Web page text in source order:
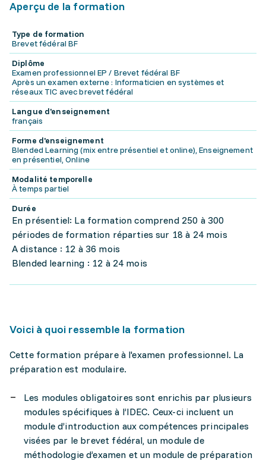
Aperçu de la formation
Type de formation
Brevet fédéral BF
Diplôme
Examen professionnel EP / Brevet fédéral BF
Après un examen externe : Informaticien en systèmes et
réseaux TIC avec brevet fédéral
Langue d'enseignement
français
Forme d'enseignement
Blended Learning (mix entre présentiel et online), Enseignement
en présentiel, Online
Modalité temporelle
À temps partiel
Durée
En présentiel: La formation comprend 250 à 300
périodes de formation réparties sur 18 à 24 mois
A distance : 12 à 36 mois
Blended learning : 12 à 24 mois
Voici à quoi ressemble la formation
Cette formation prépare à l'examen professionnel. La
préparation est modulaire.
Les modules obligatoires sont enrichis par plusieurs
modules spécifiques à l’IDEC. Ceux-ci incluent un
module d’introduction aux compétences principales
visées par le brevet fédéral, un module de
méthodologie d’examen et un module de préparation